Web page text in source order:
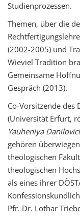
Studienprozessen.
Themen, über die
(2002-2005) und
Wieviel Tradition
Gemeinsame
Gespräch (2013).
Co-Vorsitzende des
(Universität Erfurt,
Yauheniya
gehören
theologischen
theologischen
als eines ihrer
Pfr. Dr. Lothar